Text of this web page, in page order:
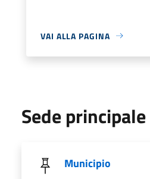
VAI ALLA PAGINA
Sede principale
Municipio